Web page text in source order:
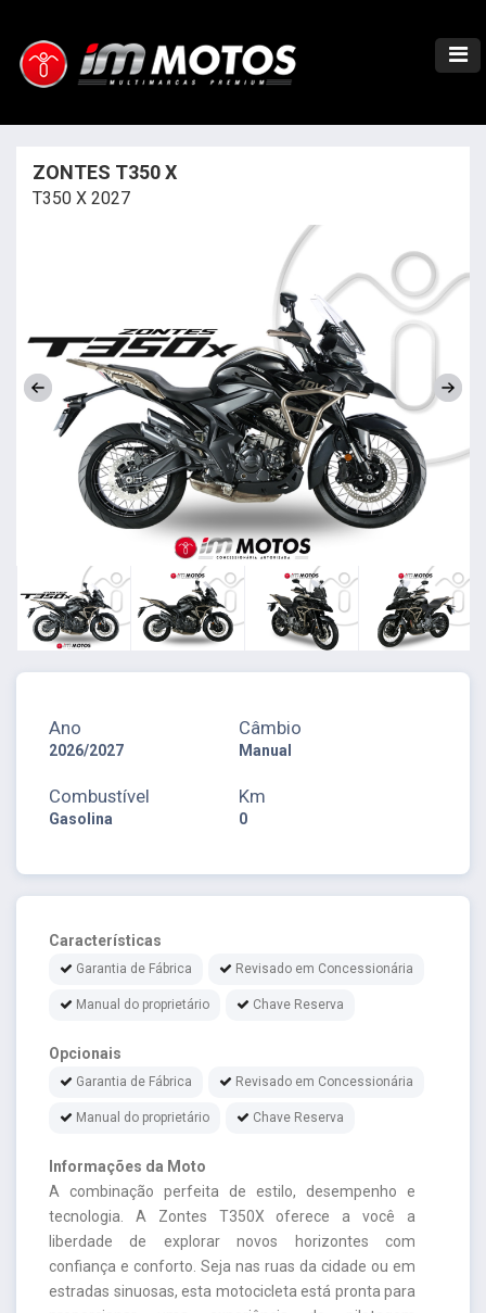
ZONTES T350 X
T350 X 2027
Ano
2026/2027
Câmbio
Manual
Combustível
Gasolina
Km
0
Características
Garantia de Fábrica Revisado em Concessionária
Manual do proprietário Chave Reserva
Opcionais
Garantia de Fábrica Revisado em Concessionária
Manual do proprietário Chave Reserva
Informações da Moto
A combinação perfeita de estilo, desempenho e
tecnologia. A Zontes T350X oferece a você a
liberdade de explorar novos horizontes com
confiança e conforto. Seja nas ruas da cidade ou em
estradas sinuosas, esta motocicleta está pronta para